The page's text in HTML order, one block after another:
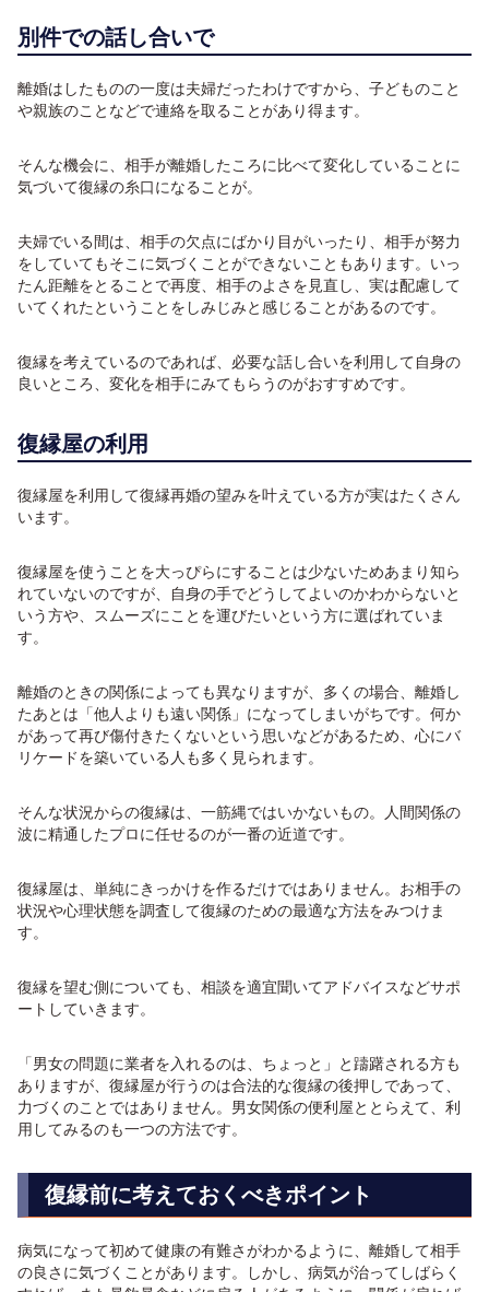
別件での話し合いで
離婚はしたものの一度は夫婦だったわけですから、子どものこと
や親族のことなどで連絡を取ることがあり得ます。
そんな機会に、相手が離婚したころに比べて変化していることに
気づいて復縁の糸口になることが。
夫婦でいる間は、相手の欠点にばかり目がいったり、相手が努力
をしていてもそこに気づくことができないこともあります。いっ
たん距離をとることで再度、相手のよさを見直し、実は配慮して
いてくれたということをしみじみと感じることがあるのです。
復縁を考えているのであれば、必要な話し合いを利用して自身の
良いところ、変化を相手にみてもらうのがおすすめです。
復縁屋の利用
復縁屋を利用して復縁再婚の望みを叶えている方が実はたくさん
います。
復縁屋を使うことを大っぴらにすることは少ないためあまり知ら
れていないのですが、自身の手でどうしてよいのかわからないと
いう方や、スムーズにことを運びたいという方に選ばれていま
す。
離婚のときの関係によっても異なりますが、多くの場合、離婚し
たあとは「他人よりも遠い関係」になってしまいがちです。何か
があって再び傷付きたくないという思いなどがあるため、心にバ
リケードを築いている人も多く見られます。
そんな状況からの復縁は、一筋縄ではいかないもの。人間関係の
波に精通したプロに任せるのが一番の近道です。
復縁屋は、単純にきっかけを作るだけではありません。お相手の
状況や心理状態を調査して復縁のための最適な方法をみつけま
す。
復縁を望む側についても、相談を適宜聞いてアドバイスなどサポ
ートしていきます。
「男女の問題に業者を入れるのは、ちょっと」と躊躇される方も
ありますが、復縁屋が行うのは合法的な復縁の後押しであって、
力づくのことではありません。男女関係の便利屋ととらえて、利
用してみるのも一つの方法です。
復縁前に考えておくべきポイント
病気になって初めて健康の有難さがわかるように、離婚して相手
の良さに気づくことがあります。しかし、病気が治ってしばらく